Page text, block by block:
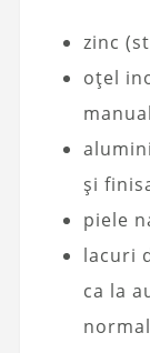
zinc
oțel
și
piele
lacuri
ca la